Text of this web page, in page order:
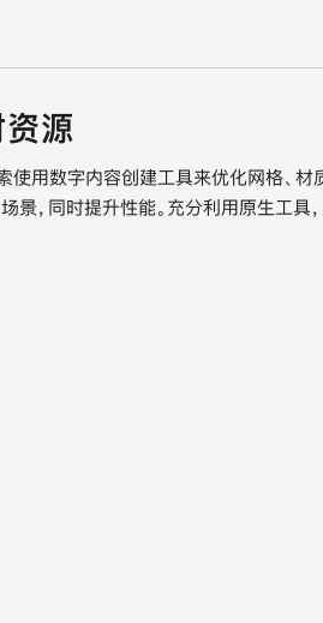
源
用数字内容创建工具来优化网格、材
，同时提升性能。充分利用原生工具